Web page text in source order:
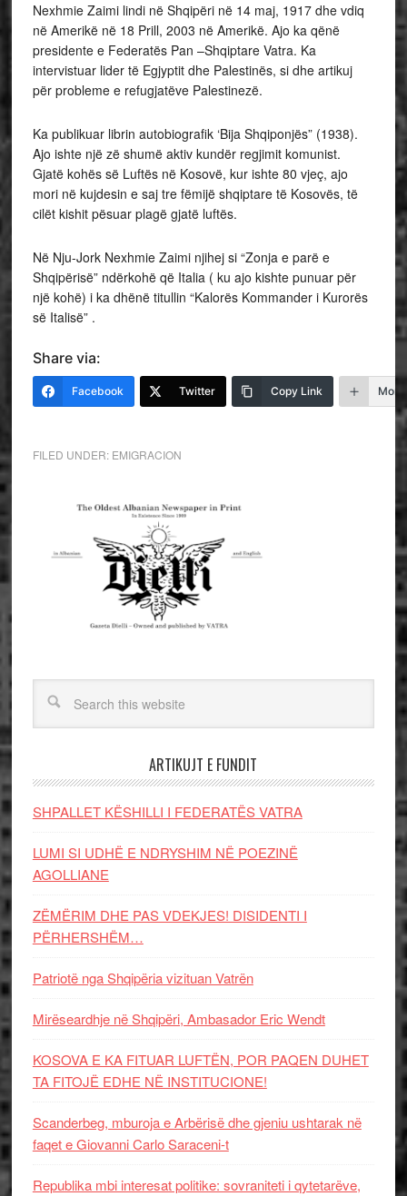
Nexhmie Zaimi lindi në Shqipëri në 14 maj, 1917 dhe vdiq
në Amerikë në 18 Prill, 2003 në Amerikë. Ajo ka qënë
presidente e Federatës Pan –Shqiptare Vatra. Ka
intervistuar lider të Egjyptit dhe Palestinës, si dhe artikuj
për probleme e refugjatëve Palestinezë.
Ka publikuar librin autobiografik ‘Bija Shqiponjës” (1938).
Ajo ishte një zë shumë aktiv kundër regjimit komunist.
Gjatë kohës së Luftës në Kosovë, kur ishte 80 vjeç, ajo
mori në kujdesin e saj tre fëmijë shqiptare të Kosovës, të
cilët kishit pësuar plagë gjatë luftës.
Në Nju-Jork Nexhmie Zaimi njihej si “Zonja e parë e
Shqipërisë” ndërkohë që Italia ( ku ajo kishte punuar për
një kohë) i ka dhënë titullin “Kalorës Kommander i Kurorës
së Italisë” .
Share via:
Facebook Twitter Copy Link More
FILED UNDER: EMIGRACION
ARTIKUJT E FUNDIT
SHPALLET KËSHILLI I FEDERATËS VATRA
LUMI SI UDHË E NDRYSHIM NË POEZINË
AGOLLIANE
ZËMËRIM DHE PAS VDEKJES! DISIDENTI I
PËRHERSHËM…
Patriotë nga Shqipëria vizituan Vatrën
Mirëseardhje në Shqipëri, Ambasador Eric Wendt
KOSOVA E KA FITUAR LUFTËN, POR PAQEN DUHET
TA FITOJË EDHE NË INSTITUCIONE!
Scanderbeg, mburoja e Arbërisë dhe gjeniu ushtarak në
faqet e Giovanni Carlo Saraceni-t
Republika mbi interesat politike: sovraniteti i qytetarëve,